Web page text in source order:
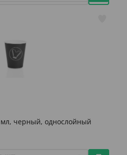
черный, однослойный